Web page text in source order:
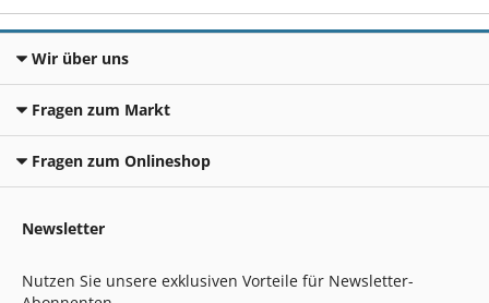
Wir über uns
Fragen zum Markt
Fragen zum Onlineshop
Newsletter
Nutzen Sie unsere exklusiven Vorteile für Newsletter-